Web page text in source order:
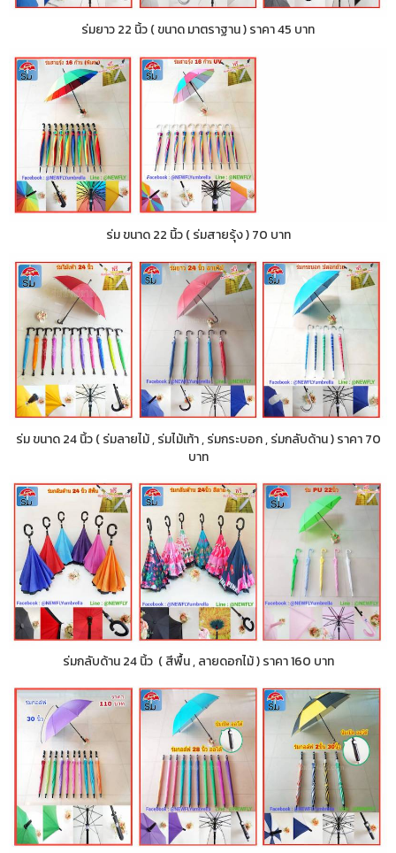
ร่มยาว 22 นิ้ว ( ขนาด มาตราฐาน ) ราคา 45 บาท
ร่ม ขนาด 22 นิ้ว ( ร่มสายรุ้ง ) 70 บาท
ร่ม ขนาด 24 นิ้ว ( ร่มลายไม้ , ร่มไม้เท้า , ร่มกระบอก , ร่มกลับด้าน ) ราคา 70
บาท
ร่มกลับด้าน 24 นิ้ว ( สีพื้น , ลายดอกไม้ ) ราคา 160 บาท